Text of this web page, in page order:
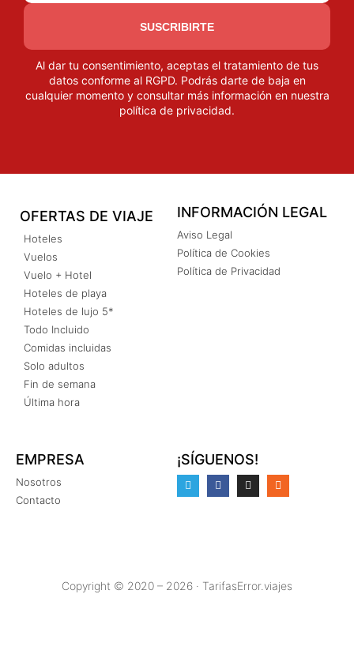
SUSCRIBIRTE
Al dar tu consentimiento, aceptas el tratamiento de tus
datos conforme al RGPD. Podrás darte de baja en
cualquier momento y consultar más información en nuestra
política de privacidad.
OFERTAS DE VIAJE
Hoteles
Vuelos
Vuelo + Hotel
Hoteles de playa
Hoteles de lujo 5*
Todo Incluido
Comidas incluidas
Solo adultos
Fin de semana
Última hora
INFORMACIÓN LEGAL
Aviso Legal
Política de Cookies
Política de Privacidad
EMPRESA
Nosotros
Contacto
¡SÍGUENOS!
Copyright © 2020 – 2026 · TarifasError.viajes